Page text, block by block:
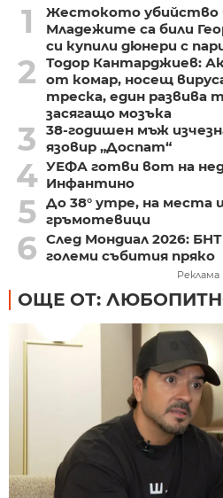
1
Жестокото убийство
Младежите са били
си купили дюнери с
2
Тодор Кантарджиев:
от комар, носещ
треска, един развива
засягащо мозъка
3
38-годишен мъж
язовир „Доспат“
4 УЕФА готви вот на
Инфантино
5 До 38° утре, на места
гръмотевици
6 След Мондиал 2026:
големи събития пряко
Реклама
ОЩЕ ОТ: